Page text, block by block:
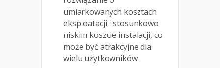
umiarkowanych kosztach
eksploatacji i stosunkowo
niskim koszcie instalacji, co
może być atrakcyjne dla
wielu użytkowników.